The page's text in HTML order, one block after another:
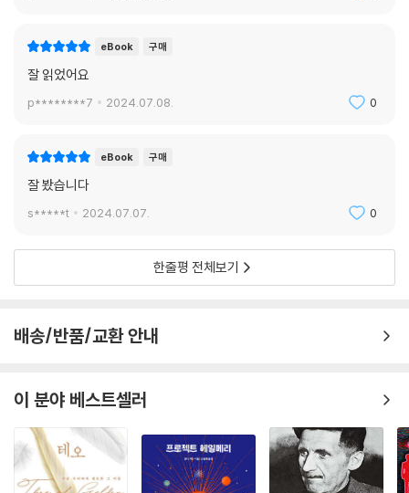
eBook 구매
잘 읽었어요
p********7 2024.07.08. 0
eBook 구매
잘 봤습니다
s*****t 2024.07.07. 0
한줄평 전체보기
배송/반품/교환 안내
이 분야 베스트셀러